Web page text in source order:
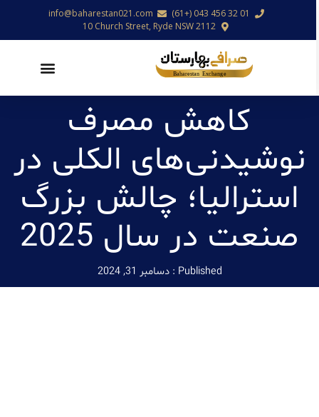
01 32 456 043 (+61)
info@baharestan021.com
10 Church Street, Ryde NSW 2112
کاهش مصرف
نوشیدنی‌های الکلی در
استرالیا؛ چالش بزرگ
صنعت در سال 2025
Published : دسامبر 31, 2024